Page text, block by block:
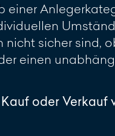
einer
nicht sicher sind,
einen
oder Verkauf